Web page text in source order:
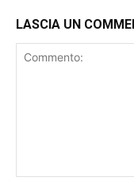
LASCIA UN